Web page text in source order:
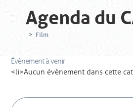
Agenda du
> Film
Évènement à venir
<li>Aucun évènement dans cette